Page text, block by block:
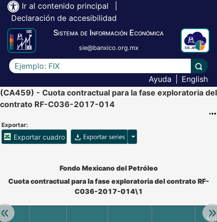
Ir al contenido principal
Declaración de accesibilidad
Sistema de Información Económica
sie@banxico.org.mx
Escriba el texto a buscar
Ayuda
English
(CA459) - Cuota contractual para la fase exploratoria del
contrato RF-C036-2017-014
Exportar:
Exportar cuadro Opciones para exportar
Retroceder:
Accesibilidad de Cuadros Analíticos, al exportar el cuadro
Fondo Mexicano del Petróleo
Cuota contractual para la fase exploratoria del contrato RF-
C036-2017-014\1